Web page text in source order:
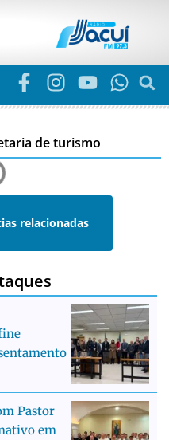
de turismo
relacionadas
Pastor
em